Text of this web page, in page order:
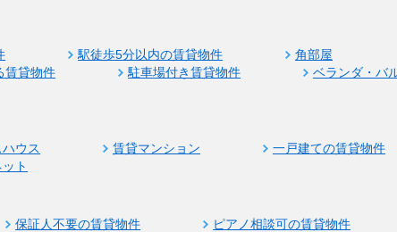
駅徒歩5分以内の賃貸物件
角部屋
賃貸物件
駐車場付き賃貸物件
ベランダ・バ
ウス 賃貸マンション 一戸建ての賃貸物件
ト
保証人不要の賃貸物件 ピアノ相談可の賃貸物件